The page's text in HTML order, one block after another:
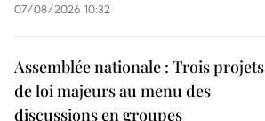
07/08/2026 10:32
Assemblée nationale : Trois projets
de loi majeurs au menu des
discussions en groupes